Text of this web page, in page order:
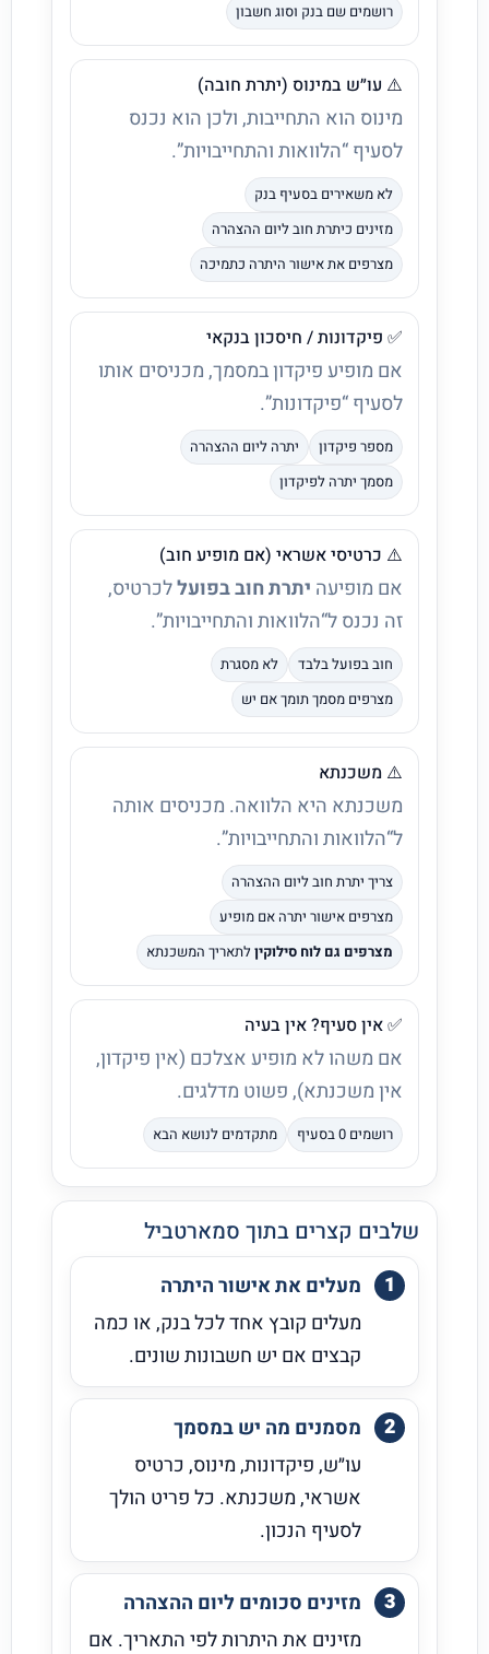
רושמים שם בנק וסוג חשבון
⚠️ עו״ש במינוס (יתרת חובה)
מינוס הוא התחייבות, ולכן הוא נכנס
לסעיף “הלוואות והתחייבויות”.
לא משאירים בסעיף בנק
מזינים כיתרת חוב ליום ההצהרה
מצרפים את אישור היתרה כתמיכה
✅ פיקדונות / חיסכון בנקאי
אם מופיע פיקדון במסמך, מכניסים אותו
לסעיף “פיקדונות”.
מספר פיקדון
יתרה ליום ההצהרה
מסמך יתרה לפיקדון
⚠️ כרטיסי אשראי (אם מופיע חוב)
אם מופיעה יתרת חוב בפועללכרטיס,
זה נכנס ל“הלוואות והתחייבויות”.
חוב בפועל בלבד
לא מסגרת
מצרפים מסמך תומך אם יש
⚠️ משכנתא
משכנתא היא הלוואה. מכניסים אותה
ל“הלוואות והתחייבויות”.
צריך יתרת חוב ליום ההצהרה
מצרפים אישור יתרה אם מופיע
מצרפים גם לוח סילוקיןלתאריך המשכנתא
✅ אין סעיף? אין בעיה
אם משהו לא מופיע אצלכם (אין פיקדון,
אין משכנתא), פשוט מדלגים.
רושמים 0 בסעיף מתקדמים לנושא הבא
שלבים קצרים בתוך סמארטביל
מעלים את אישור היתרה
מעלים קובץ אחד לכל בנק, או כמה
קבצים אם יש חשבונות שונים.
מסמנים מה יש במסמך
עו״ש, פיקדונות, מינוס, כרטיס
אשראי, משכנתא. כל פריט הולך
לסעיף הנכון.
מזינים סכומים ליום ההצהרה
מזינים את היתרות לפי התאריך. אם